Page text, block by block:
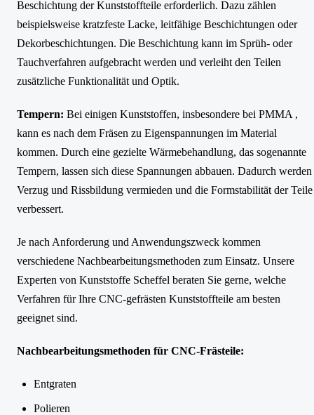
Beschichtung der Kunststoffteile erforderlich. Dazu zählen
beispielsweise kratzfeste Lacke, leitfähige Beschichtungen oder
Dekorbeschichtungen. Die Beschichtung kann im Sprüh- oder
Tauchverfahren aufgebracht werden und verleiht den Teilen
zusätzliche Funktionalität und Optik.
Tempern: Bei einigen Kunststoffen, insbesondere bei PMMA ,
kann es nach dem Fräsen zu Eigenspannungen im Material
kommen. Durch eine gezielte Wärmebehandlung, das sogenannte
Tempern, lassen sich diese Spannungen abbauen. Dadurch werden
Verzug und Rissbildung vermieden und die Formstabilität der Teile
verbessert.
Je nach Anforderung und Anwendungszweck kommen
verschiedene Nachbearbeitungsmethoden zum Einsatz. Unsere
Experten von Kunststoffe Scheffel beraten Sie gerne, welche
Verfahren für Ihre CNC-gefrästen Kunststoffteile am besten
geeignet sind.
Nachbearbeitungsmethoden für CNC-Frästeile:
Entgraten
Polieren